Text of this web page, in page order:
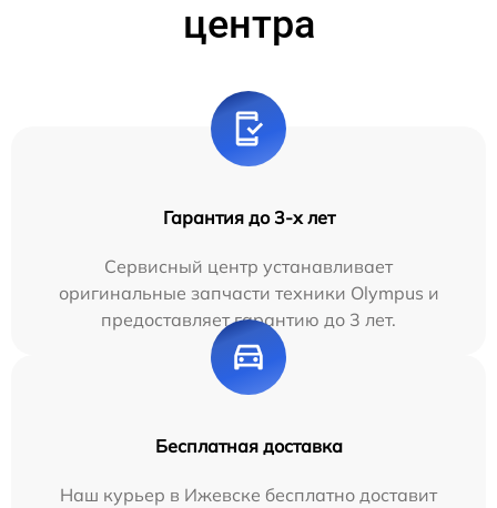
центра
Гарантия до 3-х лет
Сервисный центр устанавливает
оригинальные запчасти техники Olympus и
предоставляет гарантию до 3 лет.
Бесплатная доставка
Наш курьер в Ижевске бесплатно доставит